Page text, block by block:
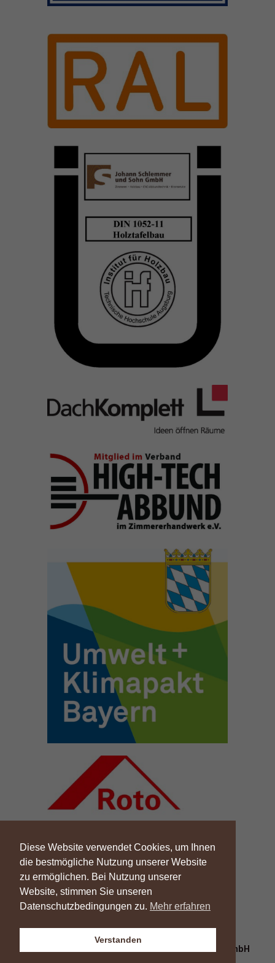
Copyright © 2026 | Johann Schlemmer & Sohn GmbH
Diese Website verwendet Cookies, um Ihnen
die bestmögliche Nutzung unserer Website
zu ermöglichen. Bei Nutzung unserer
Website, stimmen Sie unseren
Datenschutzbedingungen zu. Mehr erfahren
Verstanden